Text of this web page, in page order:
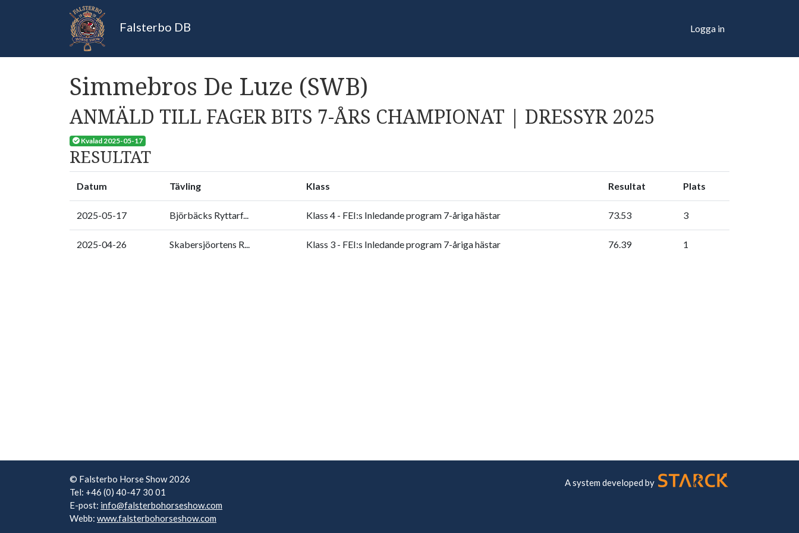
Falsterbo DB Logga in
Simmebros De Luze (SWB)
ANMÄLD TILL FAGER BITS 7-ÅRS CHAMPIONAT | DRESSYR 2025
Kvalad 2025-05-17
RESULTAT
Datum Tävling Klass Resultat Plats
2025-05-17 Björbäcks Ryttarf... Klass 4 - FEI:s Inledande program 7-åriga hästar 73.53 3
2025-04-26 Skabersjöortens R... Klass 3 - FEI:s Inledande program 7-åriga hästar 76.39 1
© Falsterbo Horse Show 2026
Tel: +46 (0) 40-47 30 01
E-post: info@falsterbohorseshow.com
Webb: www.falsterbohorseshow.com
A system developed by